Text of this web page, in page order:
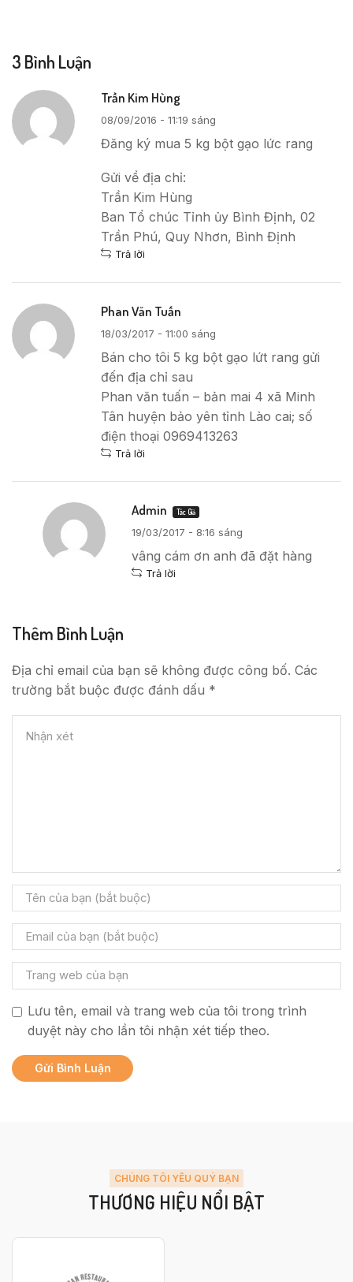
3 Bình Luận
Trần Kim Hùng
08/09/2016 - 11:19 sáng
Đăng ký mua 5 kg bột gạo lức rang
Gửi về địa chỉ:
Trần Kim Hùng
Ban Tổ chúc Tỉnh ủy Bình Định, 02
Trần Phú, Quy Nhơn, Bình Định
Trả lời
Phan Văn Tuấn
18/03/2017 - 11:00 sáng
Bán cho tôi 5 kg bột gạo lứt rang gửi
đến địa chỉ sau
Phan văn tuấn – bản mai 4 xã Minh
Tân huyện bảo yên tỉnh Lào cai; số
điện thoại 0969413263
Trả lời
Admin Tác Giả
19/03/2017 - 8:16 sáng
vâng cám ơn anh đã đặt hàng
Trả lời
Thêm Bình Luận
Địa chỉ email của bạn sẽ không được công bố. Các
trường bắt buộc được đánh dấu *
Lưu tên, email và trang web của tôi trong trình
duyệt này cho lần tôi nhận xét tiếp theo.
CHÚNG TÔI YÊU QUÝ BẠN
THƯƠNG HIỆU NỔI BẬT